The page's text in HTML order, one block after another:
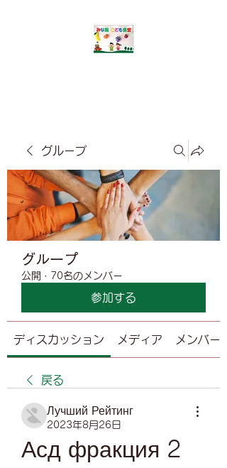
グループ
グループ
公開 · 70名のメンバー
参加する
ディスカッション メディア メンバー
戻る
Лучший Рейтинг
2023年8月26日
Асд фракция 2